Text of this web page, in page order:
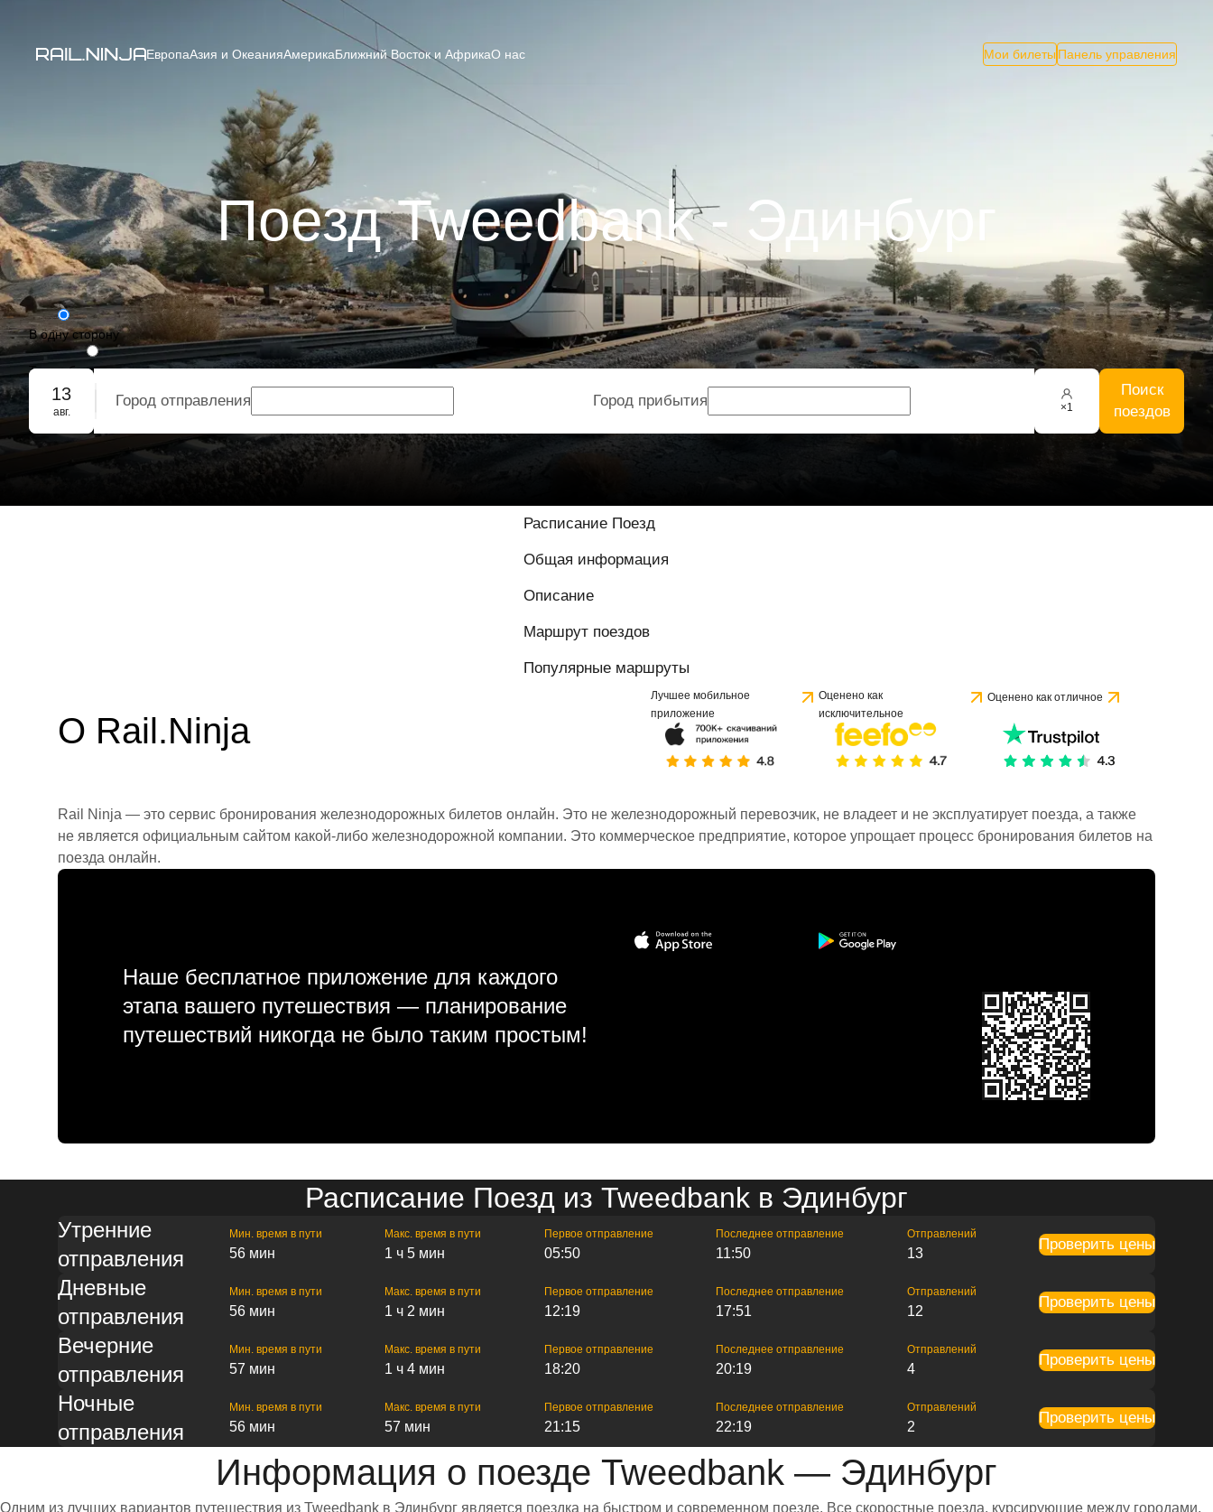
ЕвропаАзия и ОкеанияАмерикаБлижний Восток и АфрикаО нас Мои билеты Панель управления
Поезд Tweedbank - Эдинбург
В одну сторону
Туда-обратно
Групповое бронирование
13
авг.
Город отправления Город прибытия ×1
Поиск
поездов
Расписание Поезд
Общая информация
Описание
Маршрут поездов
Популярные маршруты
О Rail.Ninja
Лучшее мобильное
приложение
Оценено как
исключительное
Оценено как отличное
Rail Ninja — это сервис бронирования железнодорожных билетов онлайн. Это не железнодорожный перевозчик, не владеет и не эксплуатирует поезда, а также
не является официальным сайтом какой-либо железнодорожной компании. Это коммерческое предприятие, которое упрощает процесс бронирования билетов на
поезда онлайн.
Наше бесплатное приложение для каждого
этапа вашего путешествия — планирование
путешествий никогда не было таким простым!
Расписание Поезд из Tweedbank в Эдинбург
Утренние
отправления
Мин. время в пути
56 мин
Макс. время в пути
1 ч 5 мин
Первое отправление
05:50
Последнее отправление
11:50
Отправлений
13
Проверить цены
Дневные
отправления
Мин. время в пути
56 мин
Макс. время в пути
1 ч 2 мин
Первое отправление
12:19
Последнее отправление
17:51
Отправлений
12
Проверить цены
Вечерние
отправления
Мин. время в пути
57 мин
Макс. время в пути
1 ч 4 мин
Первое отправление
18:20
Последнее отправление
20:19
Отправлений
4
Проверить цены
Ночные
отправления
Мин. время в пути
56 мин
Макс. время в пути
57 мин
Первое отправление
21:15
Последнее отправление
22:19
Отправлений
2
Проверить цены
Информация о поезде Tweedbank — Эдинбург
Одним из лучших вариантов путешествия из Tweedbank в Эдинбург является поездка на быстром и современном поезде. Все скоростные поезда, курсирующие между городами,